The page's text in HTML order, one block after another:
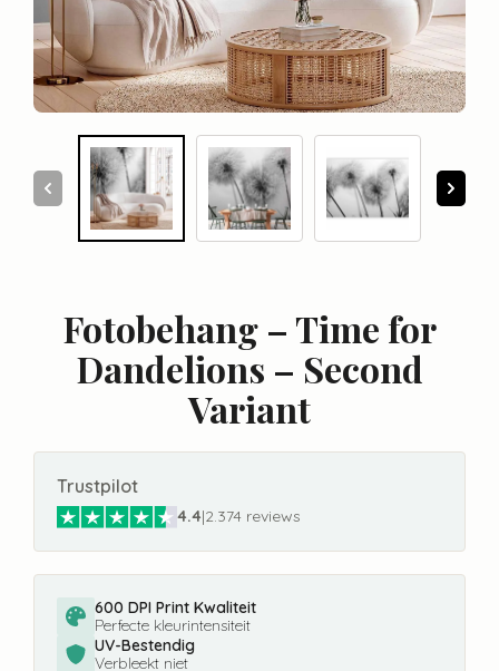
Fotobehang – Time for
Dandelions – Second
Variant
Trustpilot
4.4|2.374 reviews
600 DPI Print Kwaliteit
Perfecte kleurintensiteit
UV-Bestendig
Verbleekt niet